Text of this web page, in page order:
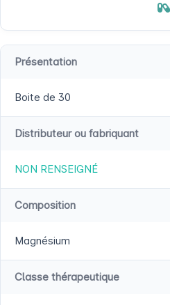
Présentation
Boite de 30
Distributeur ou fabriquant
NON RENSEIGNÉ
Composition
Magnésium
Classe thérapeutique